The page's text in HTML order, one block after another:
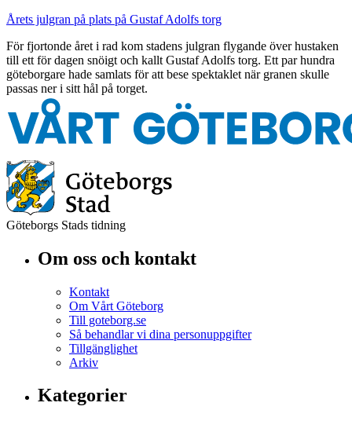
Årets julgran på plats på Gustaf Adolfs torg
För fjortonde året i rad kom stadens julgran flygande över hustaken
till ett för dagen snöigt och kallt Gustaf Adolfs torg. Ett par hundra
göteborgare hade samlats för att bese spektaklet när granen skulle
passas ner i sitt hål på torget.
Göteborgs Stads tidning
Om oss och kontakt
Kontakt
Om Vårt Göteborg
Till goteborg.se
Så behandlar vi dina personuppgifter
Tillgänglighet
Arkiv
Kategorier